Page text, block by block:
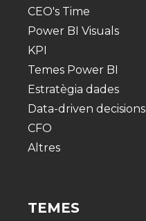
CEO's Time
Power BI Visuals
KPI
Temes Power BI
Estratègia dades
Data-driven decisions
CFO
Altres
TEMES